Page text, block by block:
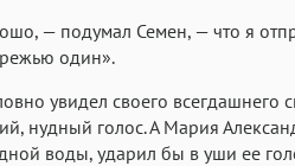
— подумал Семен, — что я
один».
увидел своего всегдашнего
нудный голос. А Мария
воды, ударил бы в уши ее